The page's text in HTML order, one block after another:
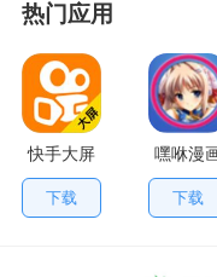
热门应用
快手大屏
版
下载
嘿咻漫
下载